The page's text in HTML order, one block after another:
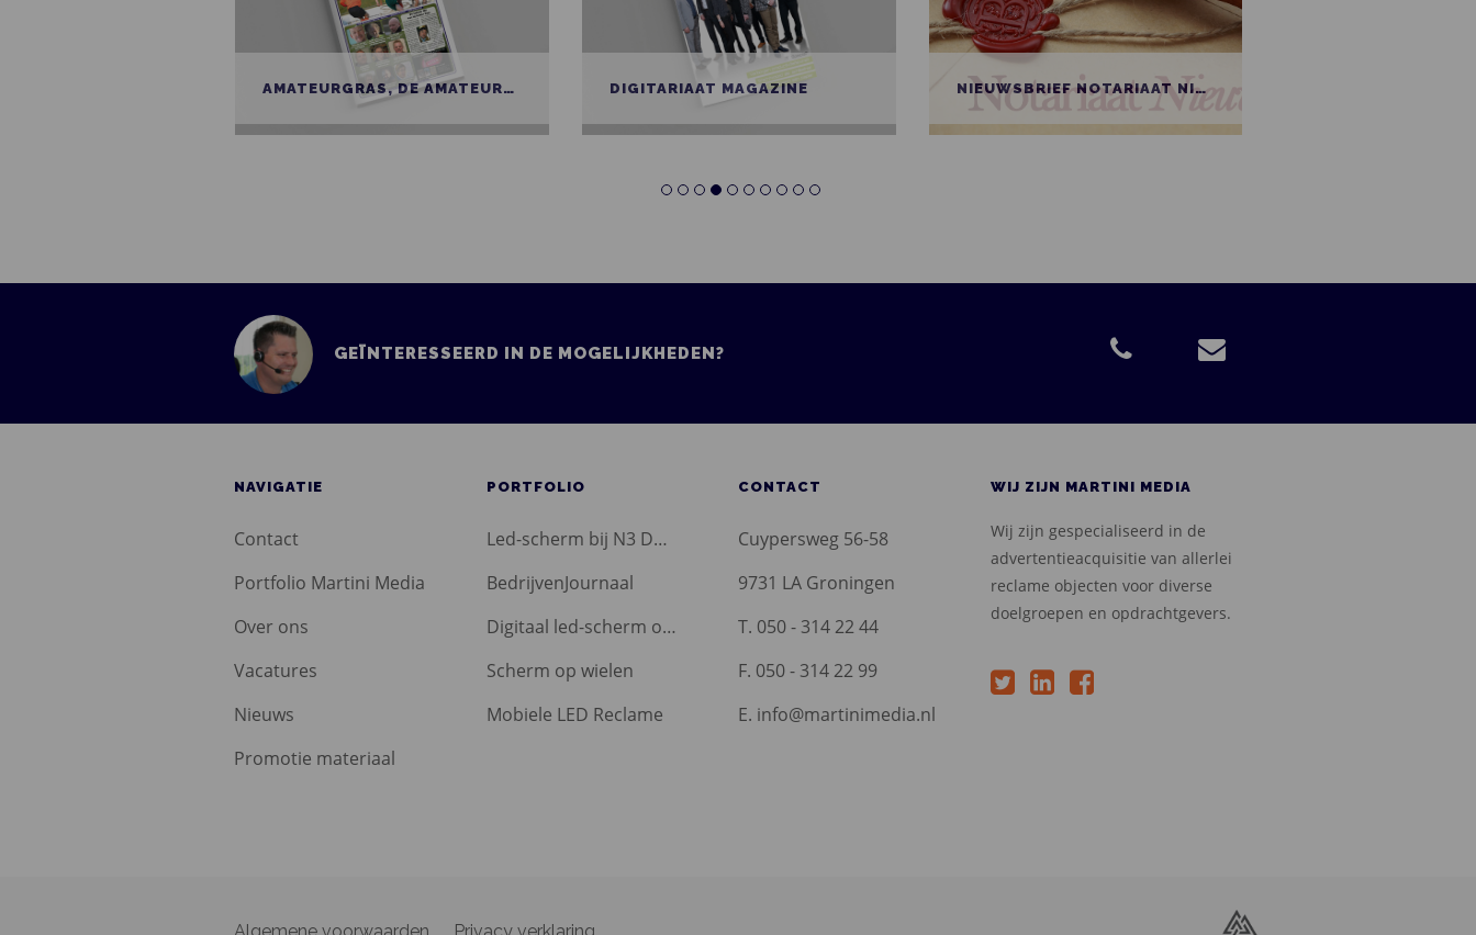
DIGITARIAAT MAGAZINE SCHERM OP WIELEN
GEÏNTERESSEERD IN DE MOGELIJKHEDEN?
NAVIGATIE
Contact
Portfolio Martini Media
Over ons
Vacatures
Nieuws
Promotie materiaal
PORTFOLIO
Led-scherm bij N3 Dordrecht
BedrijvenJournaal
Digitaal led-scherm op IICH
Scherm op wielen
Mobiele LED Reclame
CONTACT
Cuypersweg 56-58
9731 LA Groningen
T. 050 - 314 22 44
F. 050 - 314 22 99
E. info@martinimedia.nl
WIJ ZIJN MARTINI MEDIA
Wij zijn gespecialiseerd in de
advertentieacquisitie van allerlei
reclame objecten voor diverse
doelgroepen en opdrachtgevers.